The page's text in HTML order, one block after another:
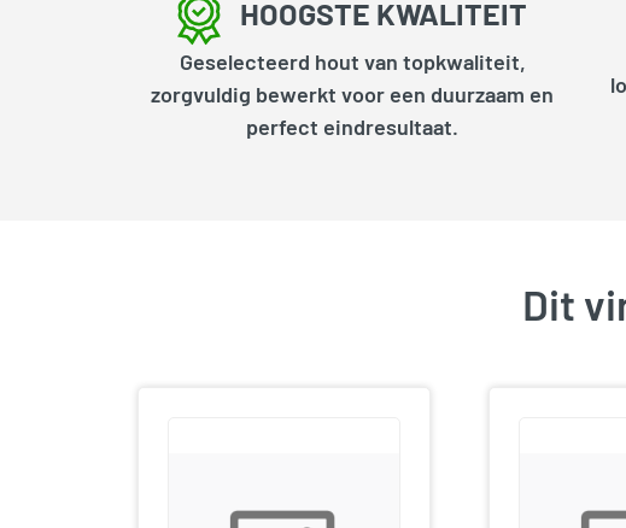
HOOGSTE KWALITEIT
Geselecteerd hout van topkwaliteit,
zorgvuldig bewerkt voor een duurzaam en
perfect eindresultaat.
Dit